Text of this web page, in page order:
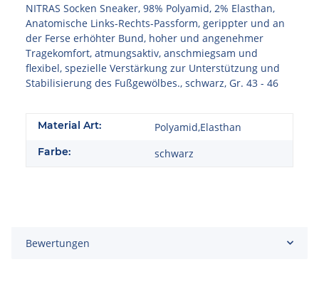
NITRAS Socken Sneaker, 98% Polyamid, 2% Elasthan,
Anatomische Links-Rechts-Passform, gerippter und an
der Ferse erhöhter Bund, hoher und angenehmer
Tragekomfort, atmungsaktiv, anschmiegsam und
flexibel, spezielle Verstärkung zur Unterstützung und
Stabilisierung des Fußgewölbes., schwarz, Gr. 43 - 46
Material Art: Polyamid,Elasthan
Farbe: schwarz
Bewertungen